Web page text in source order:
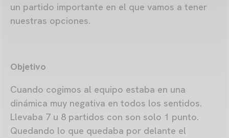
un partido importante en el que vamos a tener
nuestras opciones.
Objetivo
Cuando cogimos al equipo estaba en una
dinámica muy negativa en todos los sentidos.
Llevaba 7 u 8 partidos con son solo 1 punto.
Quedando lo que quedaba por delante el